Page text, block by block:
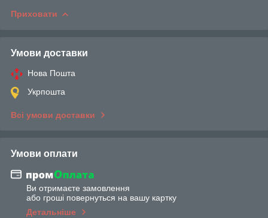
Приховати
Умови доставки
Нова Пошта
Укрпошта
Всі умови доставки
Умови оплати
Ви отримаєте замовлення
або гроші повернуться на вашу картку
Детальніше